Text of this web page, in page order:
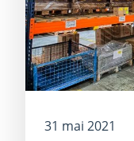
31 mai 2021